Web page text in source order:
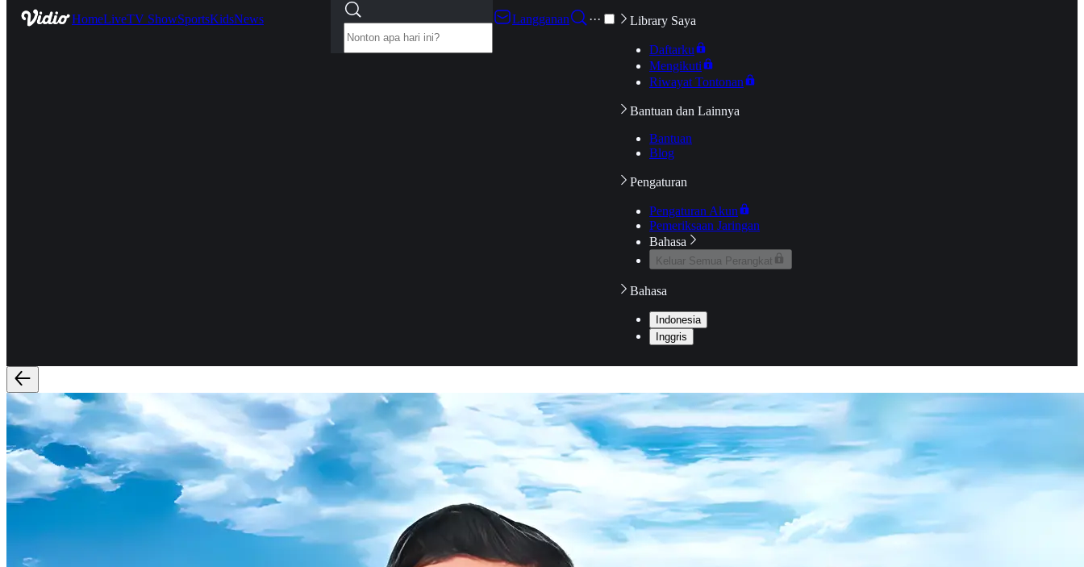
HomeLiveTV ShowSportsKidsNews
Langganan
··· Library Saya
Daftarku
Mengikuti
Riwayat Tontonan
Bantuan dan Lainnya
Bantuan
Blog
Pengaturan
Pengaturan Akun
Pemeriksaan Jaringan
Bahasa
Keluar Semua Perangkat
Bahasa
Indonesia
Inggris